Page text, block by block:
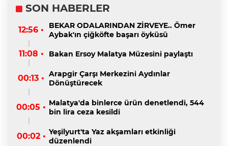
SON HABERLER
12:56 •
BEKAR ODALARINDAN ZİRVEYE.. Ömer
Aybak'ın çiğköfte başarı öyküsü
11:08 • Bakan Ersoy Malatya Müzesini paylaştı
00:13 • Arapgir Çarşı Merkezini Aydınlar
Dönüştürecek
00:05 • Malatya'da binlerce ürün denetlendi, 544
bin lira ceza kesildi
00:02 • Yeşilyurt'ta Yaz akşamları etkinliği
düzenlendi